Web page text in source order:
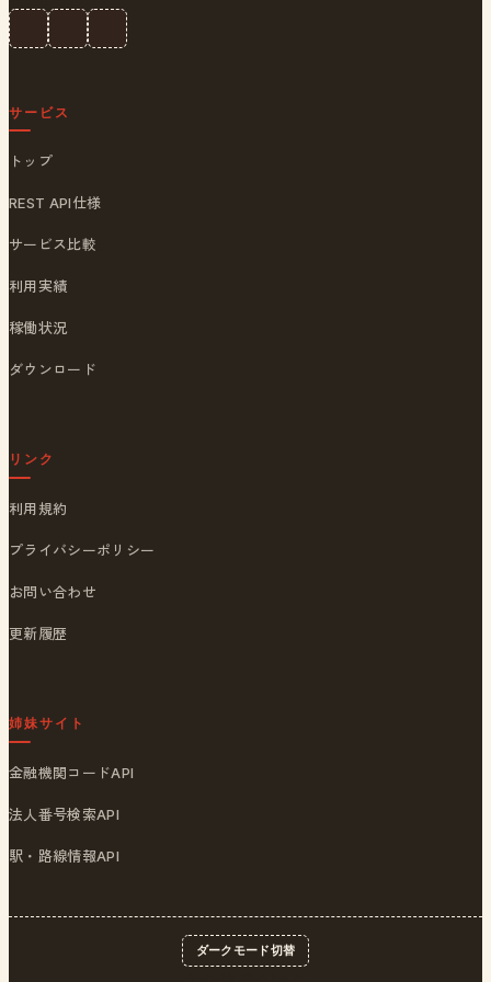
サービス
トップ
REST API仕様
サービス比較
利用実績
稼働状況
ダウンロード
リンク
利用規約
プライバシーポリシー
お問い合わせ
更新履歴
姉妹サイト
金融機関コードAPI
法人番号検索API
駅・路線情報API
ダークモード切替